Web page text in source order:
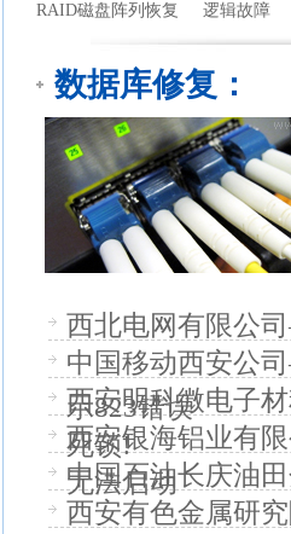
RAID磁盘阵列恢复 逻辑故障
数据库修复：
西北电网有限公
中国移动西安公
示823错误
西安明科微电子
死锁!
西安银海铝业有
无法启动
中国石油长庆油
西安有色金属研